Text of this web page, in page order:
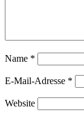
Name *
E-Mail-Adresse *
Website